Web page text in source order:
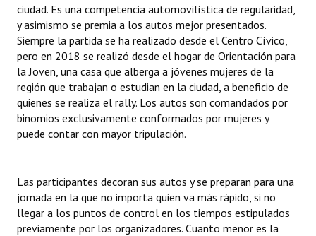
Dictámenes Asesoría Letrada
Actas de Sesión
Informes de Unidad Coordinadora
Ejecución Presupuestaria
Actas de Audiencias Públicas
Comunicaciones
Declaraciones
ciudad. Es una competencia automovilística de regularidad,
y asimismo se premia a los autos mejor presentados.
Siempre la partida se ha realizado desde el Centro Cívico,
pero en 2018 se realizó desde el hogar de Orientación para
la Joven, una casa que alberga a jóvenes mujeres de la
región que trabajan o estudian en la ciudad, a beneficio de
quienes se realiza el rally. Los autos son comandados por
binomios exclusivamente conformados por mujeres y
puede contar con mayor tripulación.
Las participantes decoran sus autos y se preparan para una
jornada en la que no importa quien va más rápido, si no
llegar a los puntos de control en los tiempos estipulados
previamente por los organizadores. Cuanto menor es la